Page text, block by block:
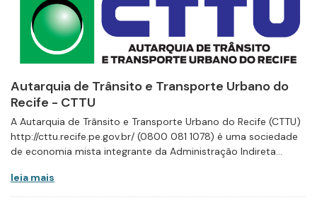
Autarquia de Trânsito e Transporte Urbano do
Recife - CTTU
A Autarquia de Trânsito e Transporte Urbano do Recife (CTTU)
http://cttu.recife.pe.gov.br/ (0800 081 1078) é uma sociedade
de economia mista integrante da Administração Indireta...
leia mais